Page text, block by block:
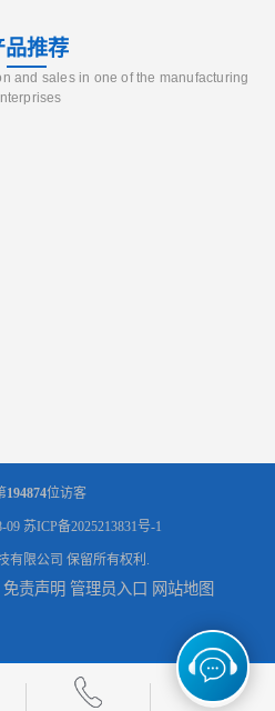
品推荐
and sales in one of the manufacturing
194874位访客
09 苏ICP备2025213831号-1
有限公司 保留所有权利.
免责声明 管理员入口 网站地图